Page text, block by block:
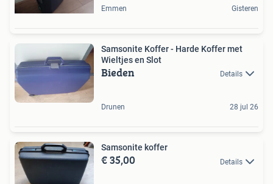
Emmen Gisteren
Samsonite Koffer - Harde Koffer met
Wieltjes en Slot
Bieden Details
Drunen 28 jul 26
Samsonite koffer
€ 35,00 Details